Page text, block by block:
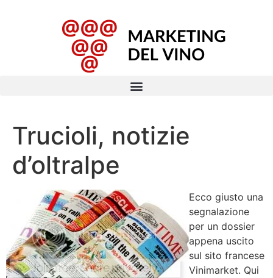
Trucioli, notizie
d’oltralpe
Ecco giusto una
segnalazione
per un dossier
appena uscito
sul sito francese
Vinimarket. Qui